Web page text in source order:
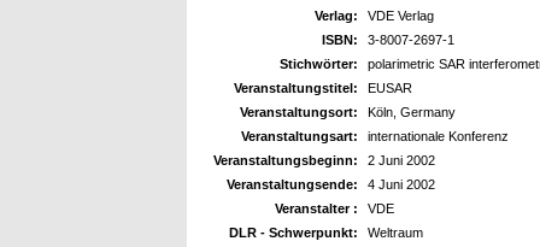
Verlag:
VDE Verlag
ISBN:
3-8007-2697-1
Stichwörter:
polarimetric SAR
Veranstaltungstitel:
EUSAR
Veranstaltungsort:
Köln, Germany
Veranstaltungsart:
internationale Konferenz
Veranstaltungsbeginn:
2 Juni 2002
Veranstaltungsende:
4 Juni 2002
Veranstalter :
VDE
DLR - Schwerpunkt:
Weltraum